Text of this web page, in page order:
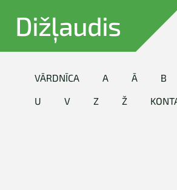
Dižļaudis
VĀRDNĪCA A Ā B
U
V Z Ž